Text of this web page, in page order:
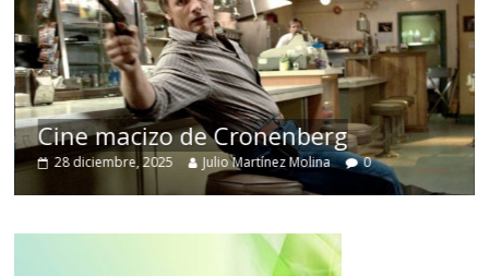
Cine macizo de Cronenberg
28 diciembre, 2025 Julio Martínez Molina 0